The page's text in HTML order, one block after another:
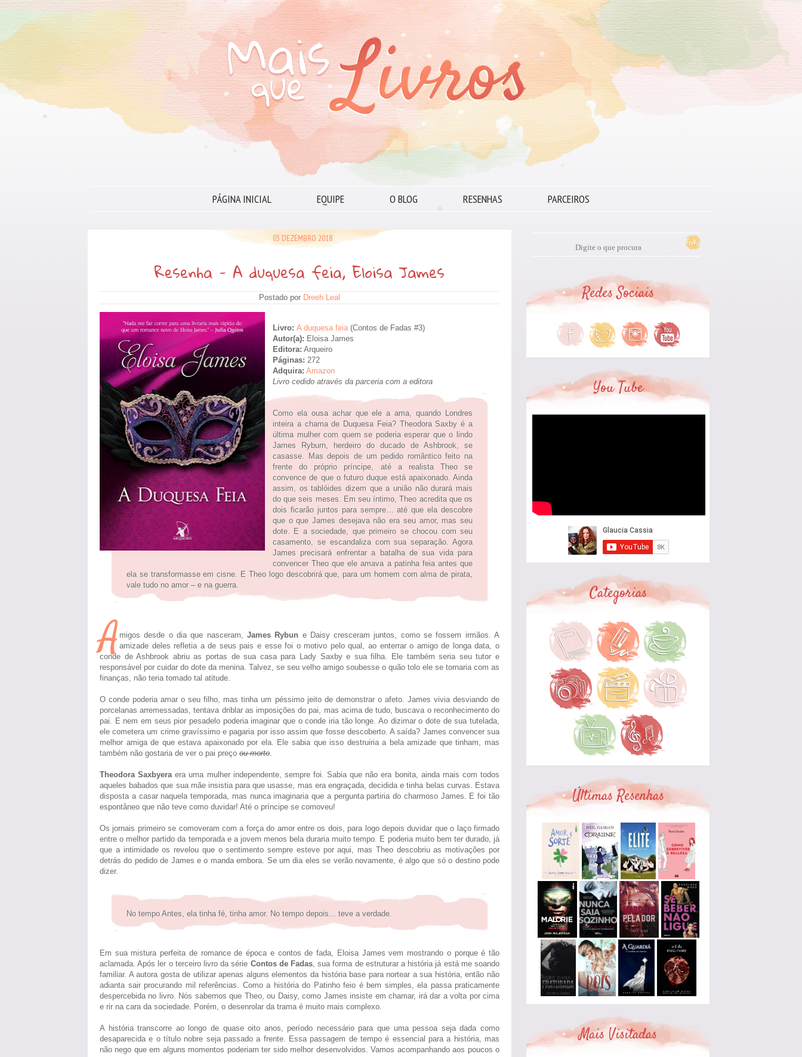
PÁGINA INICIAL EQUIPE O BLOG RESENHAS PARCEIROS
03 DEZEMBRO 2018
Resenha - A duquesa feia, Eloisa James
Postado por Dreeh Leal
Livro: A duquesa feia(Contos de Fadas #3)
Autor(a): Eloisa James
Editora: Arqueiro
Páginas: 272
Adquira: Amazon
Livro cedido através da parceria com a editora
Como ela ousa achar que ele a ama, quando Londres
inteira a chama de Duquesa Feia? Theodora Saxby é a
última mulher com quem se poderia esperar que o lindo
James Ryburn, herdeiro do ducado de Ashbrook, se
casasse. Mas depois de um pedido romântico feito na
frente do próprio príncipe, até a realista Theo se
convence de que o futuro duque está apaixonado. Ainda
assim, os tablóides dizem que a união não durará mais
do que seis meses. Em seu íntimo, Theo acredita que os
dois ficarão juntos para sempre… até que ela descobre
que o que James desejava não era seu amor, mas seu
dote. E a sociedade, que primeiro se chocou com seu
casamento, se escandaliza com sua separação. Agora
James precisará enfrentar a batalha de sua vida para
convencer Theo que ele amava a patinha feia antes que
ela se transformasse em cisne. E Theo logo descobrirá que, para um homem com alma de pirata,
vale tudo no amor – e na guerra.
A migos desde o dia que nasceram, James Rybun e Daisy cresceram juntos, como se fossem irmãos. A
amizade deles refletia a de seus pais e esse foi o motivo pelo qual, ao enterrar o amigo de longa data, o
conde de Ashbrook abriu as portas de sua casa para Lady Saxby e sua filha. Ele também seria seu tutor e
responsável por cuidar do dote da menina. Talvez, se seu velho amigo soubesse o quão tolo ele se tornaria com as
finanças, não teria tomado tal atitude.
O conde poderia amar o seu filho, mas tinha um péssimo jeito de demonstrar o afeto. James vivia desviando de
porcelanas arremessadas, tentava driblar as imposições do pai, mas acima de tudo, buscava o reconhecimento do
pai. E nem em seus pior pesadelo poderia imaginar que o conde iria tão longe. Ao dizimar o dote de sua tutelada,
ele cometera um crime gravíssimo e pagaria por isso assim que fosse descoberto. A saída? James convencer sua
melhor amiga de que estava apaixonado por ela. Ele sabia que isso destruiria a bela amizade que tinham, mas
também não gostaria de ver o pai preço ou morto.
Theodora Saxbyeraera uma mulher independente, sempre foi. Sabia que não era bonita, ainda mais com todos
aqueles babados que sua mãe insistia para que usasse, mas era engraçada, decidida e tinha belas curvas. Estava
disposta a casar naquela temporada, mas nunca imaginaria que a pergunta partiria do charmoso James. E foi tão
espontâneo que não teve como duvidar! Até o príncipe se comoveu!
Os jornais primeiro se comoveram com a força do amor entre os dois, para logo depois duvidar que o laço firmado
entre o melhor partido da temporada e a jovem menos bela duraria muito tempo. E poderia muito bem ter durado, já
que a intimidade os revelou que o sentimento sempre esteve por aqui, mas Theo descobriu as motivações por
detrás do pedido de James e o manda embora. Se um dia eles se verão novamente, é algo que só o destino pode
dizer.
No tempo Antes, ela tinha fé, tinha amor. No tempo depois... teve a verdade.
Em sua mistura perfeita de romance de época e contos de fada, Eloisa James vem mostrando o porque é tão
aclamada. Após ler o terceiro livro da série Contos de Fadas, sua forma de estruturar a história já está me soando
familiar. A autora gosta de utilizar apenas alguns elementos da história base para nortear a sua história, então não
adianta sair procurando mil referências. Como a história do Patinho feio é bem simples, ela passa praticamente
despercebida no livro. Nós sabemos que Theo, ou Daisy, como James insiste em chamar, irá dar a volta por cima
e rir na cara da sociedade. Porém, o desenrolar da trama é muito mais complexo.
A história transcorre ao longo de quase oito anos, período necessário para que uma pessoa seja dada como
desaparecida e o título nobre seja passado a frente. Essa passagem de tempo é essencial para a história, mas
não nego que em alguns momentos poderiam ter sido melhor desenvolvidos. Vamos acompanhando aos poucos o
Redes Sociais
You Tube
Categorias
Últimas Resenhas
Mais Visitadas